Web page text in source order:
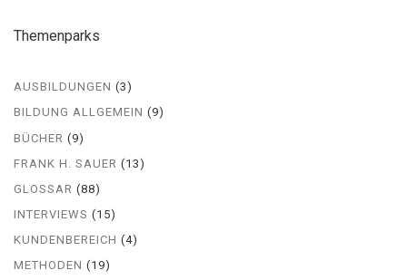
Themenparks
AUSBILDUNGEN (3)
BILDUNG ALLGEMEIN (9)
BÜCHER (9)
FRANK H. SAUER (13)
GLOSSAR (88)
INTERVIEWS (15)
KUNDENBEREICH (4)
METHODEN (19)